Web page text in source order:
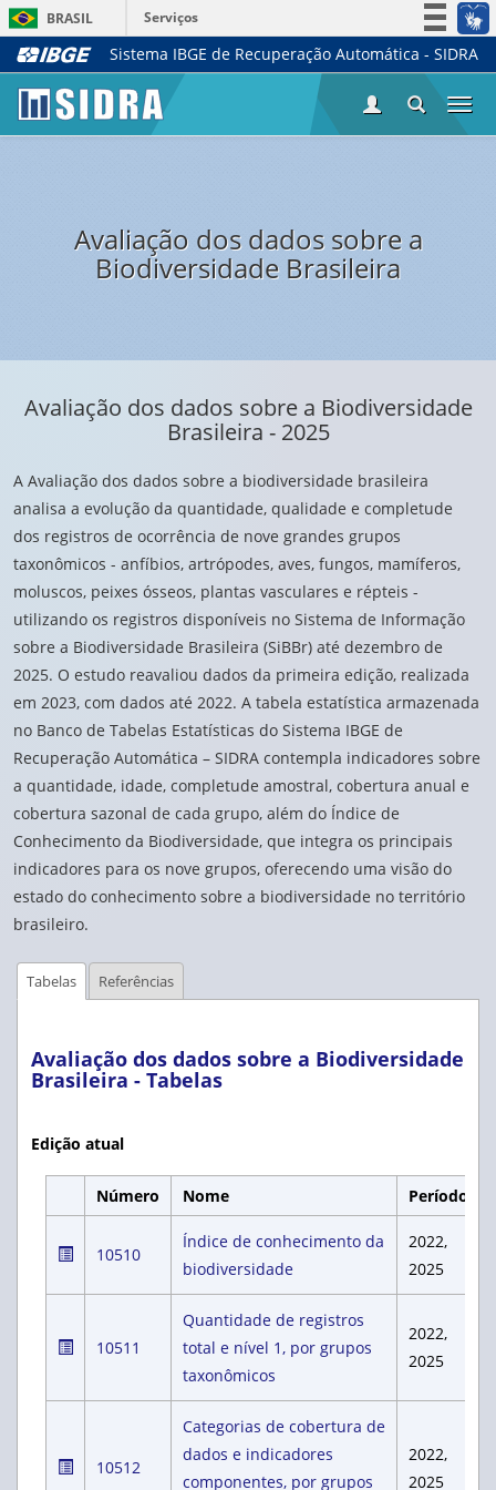
BRASIL
Serviços
Simplifique!
Acesso à informação
Sistema IBGE de Recuperação Automática - SIDRA
Avaliação dos dados sobre a
Biodiversidade Brasileira
Avaliação dos dados sobre a Biodiversidade
Brasileira - 2025
A Avaliação dos dados sobre a biodiversidade brasileira
analisa a evolução da quantidade, qualidade e completude
dos registros de ocorrência de nove grandes grupos
taxonômicos - anfíbios, artrópodes, aves, fungos, mamíferos,
moluscos, peixes ósseos, plantas vasculares e répteis -
utilizando os registros disponíveis no Sistema de Informação
sobre a Biodiversidade Brasileira (SiBBr) até dezembro de
2025. O estudo reavaliou dados da primeira edição, realizada
em 2023, com dados até 2022. A tabela estatística armazenada
no Banco de Tabelas Estatísticas do Sistema IBGE de
Recuperação Automática – SIDRA contempla indicadores sobre
a quantidade, idade, completude amostral, cobertura anual e
cobertura sazonal de cada grupo, além do Índice de
Conhecimento da Biodiversidade, que integra os principais
indicadores para os nove grupos, oferecendo uma visão do
estado do conhecimento sobre a biodiversidade no território
brasileiro.
Tabelas Referências
Avaliação dos dados sobre a Biodiversidade
Brasileira - Tabelas
Edição atual
Número Nome Período
10510
Índice de conhecimento da
biodiversidade
2022,
2025
10511
Quantidade de registros
total e nível 1, por grupos
taxonômicos
2022,
2025
10512
Categorias de cobertura de
dados e indicadores
componentes, por grupos
2022,
2025